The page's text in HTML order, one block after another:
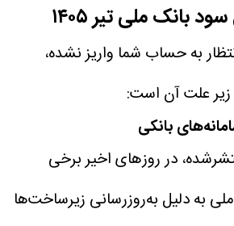
بانک ملی تیر ۱۴۰۵
به حساب شما واریز نشده،
زیر علت آن است:
در روزهای اخیر برخی
به دلیل به‌روزرسانی زیرساخت‌ها